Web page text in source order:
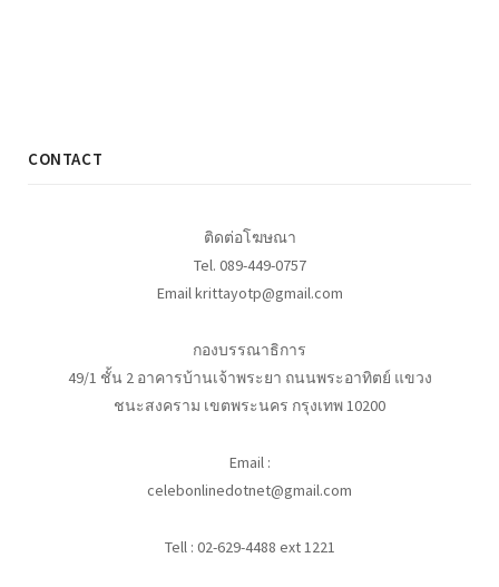
CONTACT
ติดต่อโฆษณา
Tel. 089-449-0757
Email krittayotp@gmail.com
กองบรรณาธิการ
49/1 ชั้น 2 อาคารบ้านเจ้าพระยา ถนนพระอาทิตย์ แขวง
ชนะสงคราม เขตพระนคร กรุงเทพ 10200
Email :
celebonlinedotnet@gmail.com
Tell : 02-629-4488 ext 1221